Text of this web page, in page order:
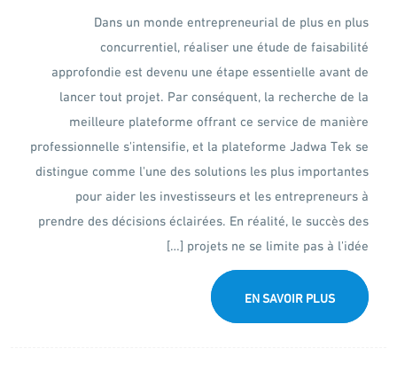
Dans un monde entrepreneurial de plus en plus
concurrentiel, réaliser une étude de faisabilité
approfondie est devenu une étape essentielle avant de
lancer tout projet. Par conséquent, la recherche de la
meilleure plateforme offrant ce service de manière
professionnelle s'intensifie, et la plateforme Jadwa Tek se
distingue comme l'une des solutions les plus importantes
pour aider les investisseurs et les entrepreneurs à
prendre des décisions éclairées. En réalité, le succès des
projets ne se limite pas à l'idée […]
EN SAVOIR PLUS